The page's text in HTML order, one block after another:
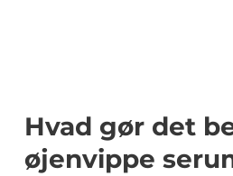
Hvad gør det
øjenvippe